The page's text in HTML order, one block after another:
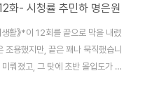
화- 시청률 추민하 명은원
활》*이 12회를 끝으로 막을 내렸
용했지만, 끝은 꽤나 묵직했습니
뤄졌고, 그 탓에 초반 몰입도가 떨
록 이 드라마는 '성장'이라는 단어